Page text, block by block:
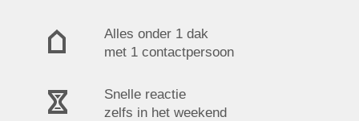
Alles onder 1 dak
met 1 contactpersoon
Snelle reactie
zelfs in het weekend